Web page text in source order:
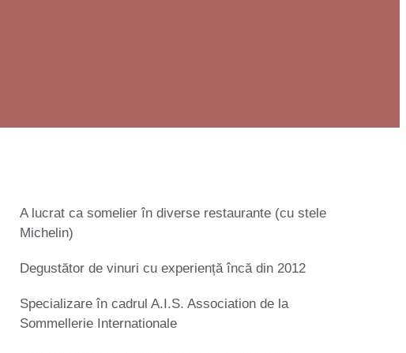
A lucrat ca somelier în diverse restaurante (cu stele
Michelin)
Degustător de vinuri cu experiență încă din 2012
Specializare în cadrul A.I.S. Association de la
Sommellerie Internationale